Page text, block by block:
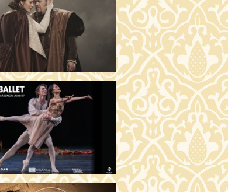
JEGYVÁSÁRLÁS
JEGYVÁSÁRLÁS
terem
(16)
JEGYVÁSÁRLÁS
Mari terem
MAROKKÓ (16)
JEGYVÁSÁRLÁS
(16)
JEGYVÁSÁRLÁS
terem
TÖRTÉNETEK (16)
JEGYVÁSÁRLÁS
Mari terem
(16)